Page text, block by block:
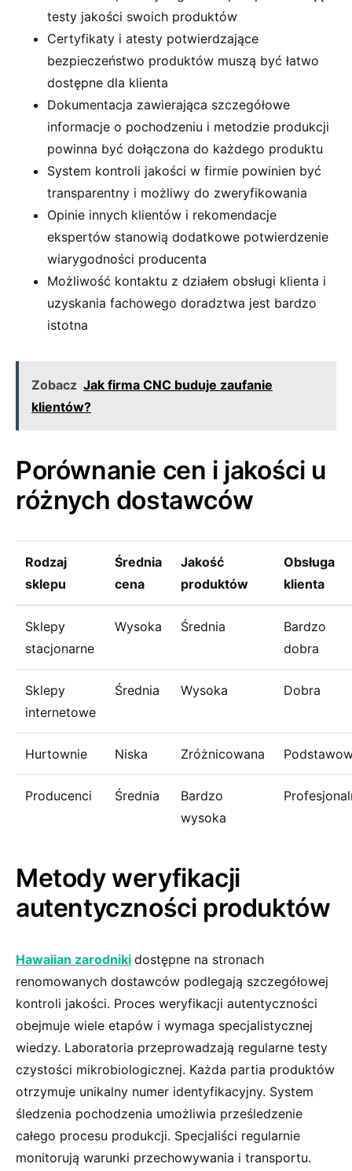
testy jakości swoich produktów
Certyfikaty i atesty potwierdzające
bezpieczeństwo produktów muszą być łatwo
dostępne dla klienta
Dokumentacja zawierająca szczegółowe
informacje o pochodzeniu i metodzie produkcji
powinna być dołączona do każdego produktu
System kontroli jakości w firmie powinien być
transparentny i możliwy do zweryfikowania
Opinie innych klientów i rekomendacje
ekspertów stanowią dodatkowe potwierdzenie
wiarygodności producenta
Możliwość kontaktu z działem obsługi klienta i
uzyskania fachowego doradztwa jest bardzo
istotna
Zobacz Jak firma CNC buduje zaufanie
klientów?
Porównanie cen i jakości u
różnych dostawców
Rodzaj
sklepu
Średnia
cena
Jakość
produktów
Obsługa
klienta
Sklepy
stacjonarne
Wysoka Średnia
Bardzo
dobra
Sklepy
internetowe
Średnia Wysoka Dobra
Hurtownie Niska Zróżnicowana
Producenci Średnia
Bardzo
wysoka
Metody weryfikacji
autentyczności produktów
Hawaiian zarodniki dostępne na stronach
renomowanych dostawców podlegają szczegółowej
kontroli jakości. Proces weryfikacji autentyczności
obejmuje wiele etapów i wymaga specjalistycznej
wiedzy. Laboratoria przeprowadzają regularne testy
czystości mikrobiologicznej. Każda partia produktów
otrzymuje unikalny numer identyfikacyjny. System
śledzenia pochodzenia umożliwia prześledzenie
całego procesu produkcji. Specjaliści regularnie
monitorują warunki przechowywania i transportu.